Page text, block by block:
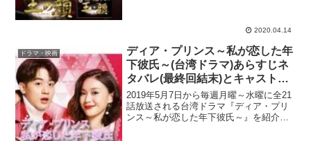
2020.04.14
ドラマ・映画
ディア・プリンス～私が恋した年
下彼氏～(台湾ドラマ)あらすじネ
タバレ(最終回結末)とキャスト相
関図！
2019年5月7日から毎週月曜～水曜に全21
話放送される台湾ドラマ『ディア・プリ
ンス～私が恋した年下彼氏～』を紹介し